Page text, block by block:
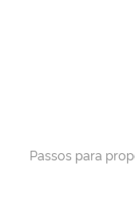
Passos para